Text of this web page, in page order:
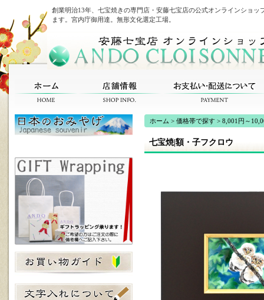
創業明治13年、七宝焼きの専門店・安藤七宝店の公式オンラインショ
ます。宮内庁御用達。無形文化選定工場。
ホーム > 価格帯で探す > 8,001円～
七宝焼|額・子フクロウ